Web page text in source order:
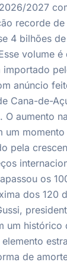
2027
recorde de
4 bilhões
volume é
anúncio
Cana-de-
O aumento
um momento
pela
os
dos 120
um histórico
de